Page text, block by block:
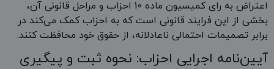
اعتراض به رای کمیسیون ماده 10 احزاب و مراحل قانونی آن،
بخشی از این فرایند قانونی است که به احزاب کمک می‌کند در
برابر تصمیمات احتمالی ناعادلانه، از حقوق خود محافظت کنند.
آیین‌نامه اجرایی احزاب: نحوه ثبت و پیگیری